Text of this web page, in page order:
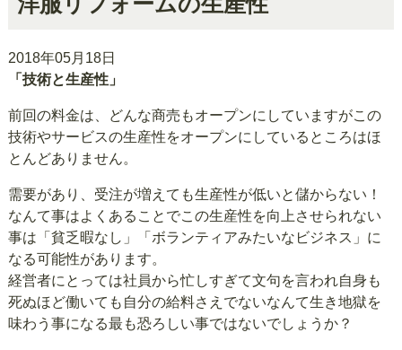
2018年05月18日
「技術と生産性」
前回の料金は、どんな商売もオープンにしていますがこの
技術やサービスの生産性をオープンにしているところはほ
とんどありません。
需要があり、受注が増えても生産性が低いと儲からない！
なんて事はよくあることでこの生産性を向上させられない
事は「貧乏暇なし」「ボランティアみたいなビジネス」に
なる可能性があります。
経営者にとっては社員から忙しすぎて文句を言われ自身も
死ぬほど働いても自分の給料さえでないなんて生き地獄を
味わう事になる最も恐ろしい事ではないでしょうか？